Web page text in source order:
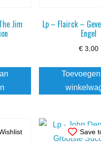
Jim Lp – Flairck –
Engel
€3,00
Save